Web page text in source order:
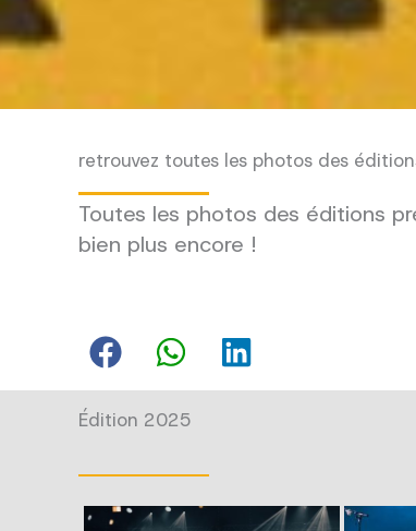
retrouvez toutes les photos des
Toutes les photos des éditions
bien plus encore !
Édition 2025